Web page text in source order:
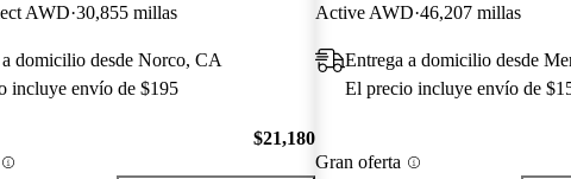
AWD 30,855 millas
domicilio desde Norco, CA
incluye envío de $195
$21,180
Active AWD 46,207 millas
Entrega a domicilio desde
El precio incluye envío de
Gran oferta